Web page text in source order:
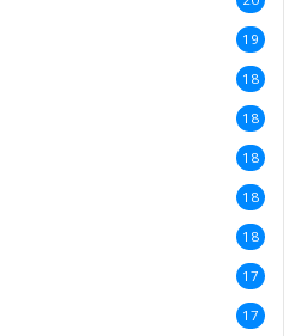
19
18
18
18
18
18
17
17